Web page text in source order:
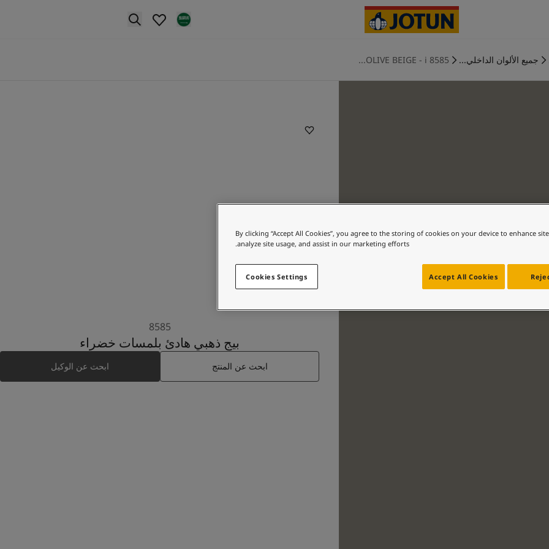
جميع الألوان الداخلي... 8585 OLIVE BEIGE - i...
8585
بيج ذهبي هادئ بلمسات خضراء
ابحث عن المنتج ابحث عن الوكيل
By clicking “Accept All Cookies”, you agree to the storing of cookies on your device to enhance
analyze site usage, and assist in our marketing efforts.
Accept All Cookies
Cookies Settings